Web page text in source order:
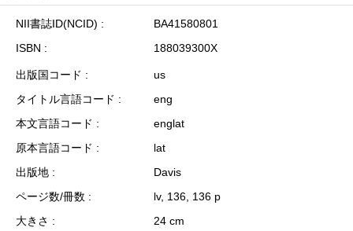
NII書誌ID(NCID)
BA41580801
ISBN
188039300X
出版国コード
us
タイトル言語コード
eng
本文言語コード
englat
原本言語コード
lat
出版地
Davis
ページ数/冊数
lv, 136, 136 p
大きさ
24 cm